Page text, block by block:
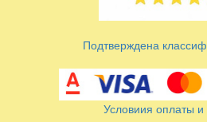
Подтверждена
Условиия оплаты и